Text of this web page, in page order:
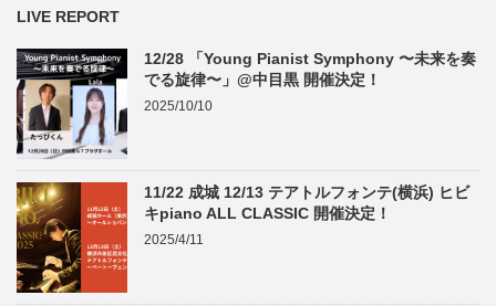
LIVE REPORT
12/28 「Young Pianist Symphony 〜未来を奏
でる旋律〜」@中目黒 開催決定！
2025/10/10
11/22 成城 12/13 テアトルフォンテ(横浜) ヒビ
キpiano ALL CLASSIC 開催決定！
2025/4/11